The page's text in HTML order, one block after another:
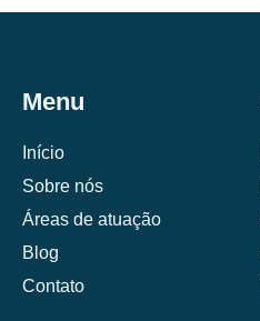
Menu
Início
Sobre nós
Áreas de atuação
Blog
Contato